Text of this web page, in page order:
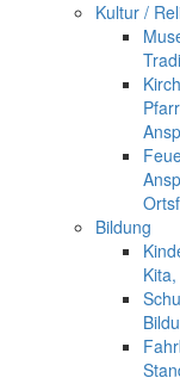
Kultur /
Bildung